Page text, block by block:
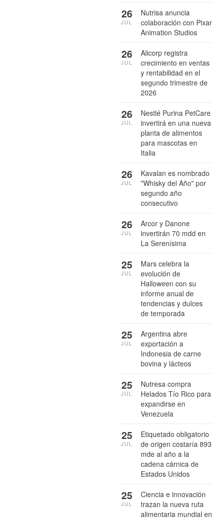
Nutrisa anuncia
colaboración con Pixar
Animation Studios
26
JUL
Alicorp registra
crecimiento en ventas
y rentabilidad en el
segundo trimestre de
2026
26
JUL
Nestlé Purina PetCare
invertirá en una nueva
planta de alimentos
para mascotas en
Italia
26
JUL
Kavalan es nombrado
"Whisky del Año" por
segundo año
consecutivo
26
JUL
Arcor y Danone
invertirán 70 mdd en
La Serenísima
26
JUL
Mars celebra la
evolución de
Halloween con su
informe anual de
tendencias y dulces
de temporada
25
JUL
Argentina abre
exportación a
Indonesia de carne
bovina y lácteos
25
JUL
Nutresa compra
Helados Tío Rico para
expandirse en
Venezuela
25
JUL
Etiquetado obligatorio
de origen costaría 893
mde al año a la
cadena cárnica de
Estados Unidos
25
JUL
Ciencia e innovación
trazan la nueva ruta
alimentaria mundial en
25
JUL